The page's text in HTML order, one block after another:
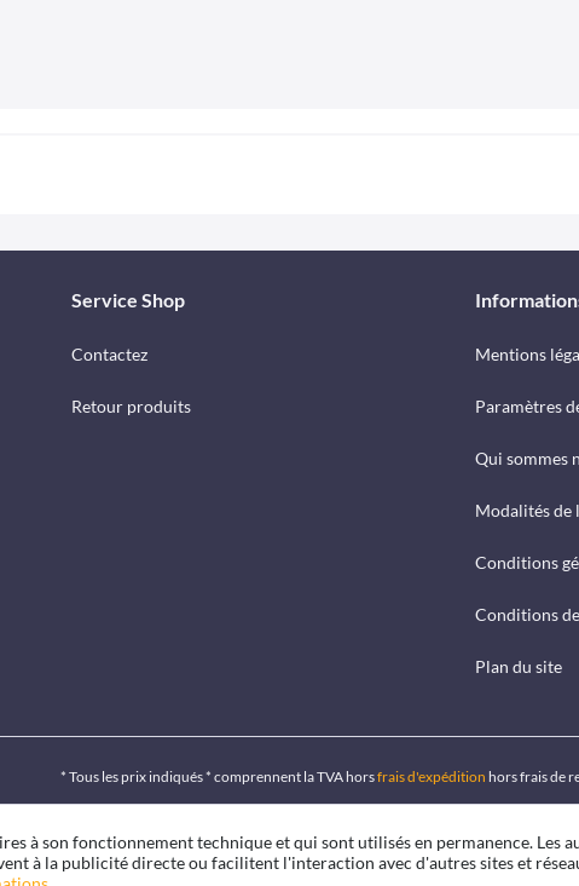
Service Shop
Contactez
Retour produits
Mentions
Paramètres
Qui sommes
Modalités de
Conditions
Conditions
Plan du site
* Tous les prix indiqués * comprennent la TVA horsfrais d'expédition hors frais de
à son fonctionnement technique et qui sont utilisés en permanence. Les
à la publicité directe ou facilitent l'interaction avec d'autres sites et